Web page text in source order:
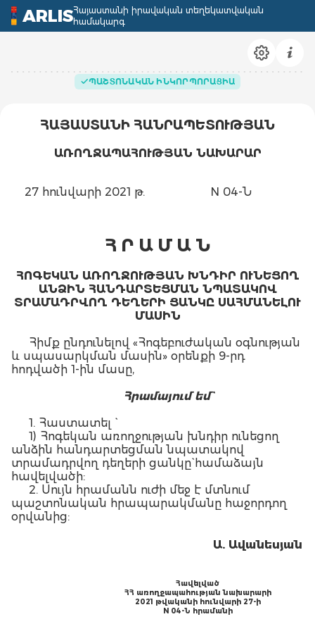
ARLISՀայաստանի իրավական տեղեկատվական
համակարգ
ՊԱՇՏՈՆԱԿԱՆ ԻՆԿՈՐՊՈՐԱՑԻԱ
ՀԱՅԱՍՏԱՆԻ ՀԱՆՐԱՊԵՏՈՒԹՅԱՆ
ԱՌՈՂՋԱՊԱՀՈՒԹՅԱՆ ՆԱԽԱՐԱՐ
27 հունվարի 2021 թ. N 04-Ն
Հ Ր Ա Մ Ա Ն
ՀՈԳԵԿԱՆ ԱՌՈՂՋՈՒԹՅԱՆ ԽՆԴԻՐ ՈՒՆԵՑՈՂ
ԱՆՁԻՆ ՀԱՆԴԱՐՏԵՑՄԱՆ ՆՊԱՏԱԿՈՎ
ՏՐԱՄԱԴՐՎՈՂ ԴԵՂԵՐԻ ՑԱՆԿԸ ՍԱՀՄԱՆԵԼՈՒ
ՄԱՍԻՆ
Հիմք ընդունելով «Հոգեբուժական օգնության
և սպասարկման մասին» օրենքի 9-րդ
հոդվածի 1-ին մասը,
Հրամայում եմ`
1. Հաստատել `
1) Հոգեկան առողջության խնդիր ունեցող
անձին հանդարտեցման նպատակով
տրամադրվող դեղերի ցանկը` համաձայն
հավելվածի:
2. Սույն հրամանն ուժի մեջ է մտնում
պաշտոնական հրապարակմանը հաջորդող
օրվանից:
Ա. Ավանեսյան
Հավելված
ՀՀ առողջապահության նախարարի
2021 թվականի հունվարի 27-ի
N 04-Ն հրամանի